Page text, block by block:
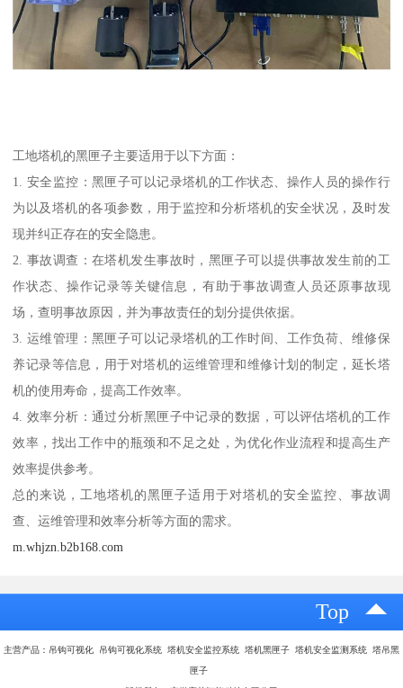
工地塔机的黑匣子主要适用于以下方面：
1. 安全监控：黑匣子可以记录塔机的工作状态、操作人员的操作行
为以及塔机的各项参数，用于监控和分析塔机的安全状况，及时发
现并纠正存在的安全隐患。
2. 事故调查：在塔机发生事故时，黑匣子可以提供事故发生前的工
作状态、操作记录等关键信息，有助于事故调查人员还原事故现
场，查明事故原因，并为事故责任的划分提供依据。
3. 运维管理：黑匣子可以记录塔机的工作时间、工作负荷、维修保
养记录等信息，用于对塔机的运维管理和维修计划的制定，延长塔
机的使用寿命，提高工作效率。
4. 效率分析：通过分析黑匣子中记录的数据，可以评估塔机的工作
效率，找出工作中的瓶颈和不足之处，为优化作业流程和提高生产
效率提供参考。
总的来说，工地塔机的黑匣子适用于对塔机的安全监控、事故调
查、运维管理和效率分析等方面的需求。
m.whjzn.b2b168.com
Top
主营产品：吊钩可视化 吊钩可视化系统 塔机安全监控系统 塔机黑匣子 塔机安全监测系统 塔吊黑
匣子